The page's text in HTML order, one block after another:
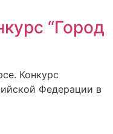
“Город
Конкурс
Федерации в